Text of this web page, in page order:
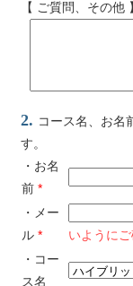
【 ご質問、その他
2. コース名、お名
す。
・お名
前*
・メー
ル*
いようにご
・コー
ス名